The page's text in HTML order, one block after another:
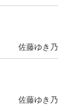
佐藤ゆき乃
佐藤ゆき乃